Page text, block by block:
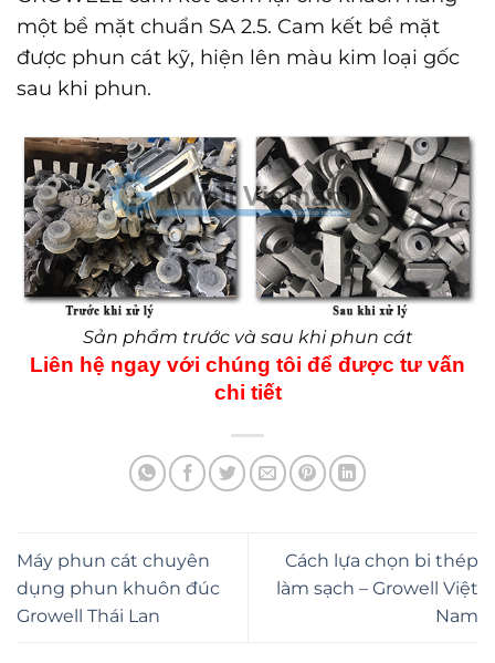
một bề mặt chuẩn SA 2.5. Cam kết bề mặt
được phun cát kỹ, hiện lên màu kim loại gốc
sau khi phun.
Sản phẩm trước và sau khi phun cát
Liên hệ ngay với chúng tôi để được tư vấn
chi tiết
Máy phun cát chuyên
dụng phun khuôn đúc
Growell Thái Lan
Cách lựa chọn bi thép
làm sạch – Growell Việt
Nam